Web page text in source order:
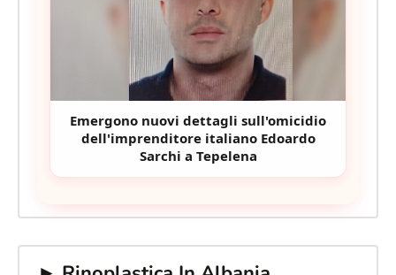
Emergono nuovi dettagli sull'omicidio
dell'imprenditore italiano Edoardo
Sarchi a Tepelena